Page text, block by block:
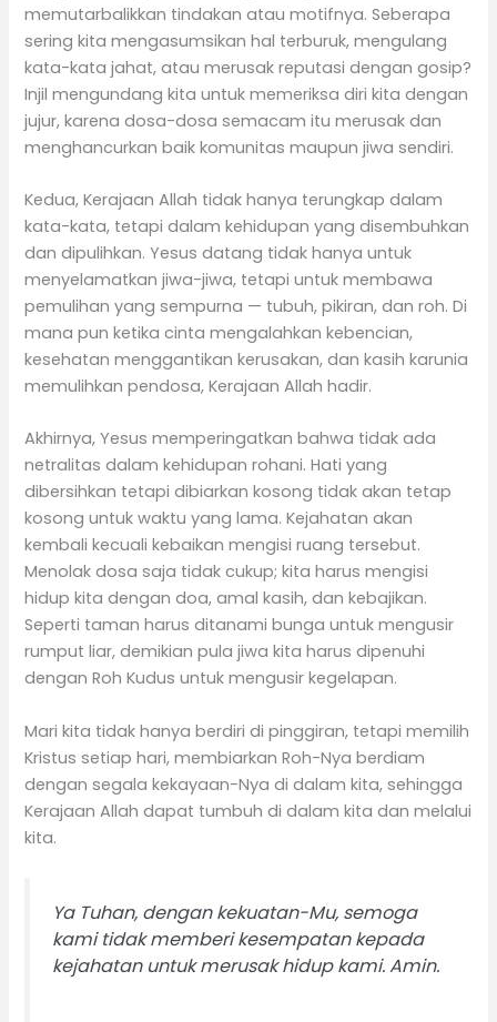
memutarbalikkan tindakan atau motifnya. Seberapa
sering kita mengasumsikan hal terburuk, mengulang
kata-kata jahat, atau merusak reputasi dengan gosip?
Injil mengundang kita untuk memeriksa diri kita dengan
jujur, karena dosa-dosa semacam itu merusak dan
menghancurkan baik komunitas maupun jiwa sendiri.
Kedua, Kerajaan Allah tidak hanya terungkap dalam
kata-kata, tetapi dalam kehidupan yang disembuhkan
dan dipulihkan. Yesus datang tidak hanya untuk
menyelamatkan jiwa-jiwa, tetapi untuk membawa
pemulihan yang sempurna — tubuh, pikiran, dan roh. Di
mana pun ketika cinta mengalahkan kebencian,
kesehatan menggantikan kerusakan, dan kasih karunia
memulihkan pendosa, Kerajaan Allah hadir.
Akhirnya, Yesus memperingatkan bahwa tidak ada
netralitas dalam kehidupan rohani. Hati yang
dibersihkan tetapi dibiarkan kosong tidak akan tetap
kosong untuk waktu yang lama. Kejahatan akan
kembali kecuali kebaikan mengisi ruang tersebut.
Menolak dosa saja tidak cukup; kita harus mengisi
hidup kita dengan doa, amal kasih, dan kebajikan.
Seperti taman harus ditanami bunga untuk mengusir
rumput liar, demikian pula jiwa kita harus dipenuhi
dengan Roh Kudus untuk mengusir kegelapan.
Mari kita tidak hanya berdiri di pinggiran, tetapi memilih
Kristus setiap hari, membiarkan Roh-Nya berdiam
dengan segala kekayaan-Nya di dalam kita, sehingga
Kerajaan Allah dapat tumbuh di dalam kita dan melalui
kita.
Ya Tuhan, dengan kekuatan-Mu, semoga
kami tidak memberi kesempatan kepada
kejahatan untuk merusak hidup kami. Amin.